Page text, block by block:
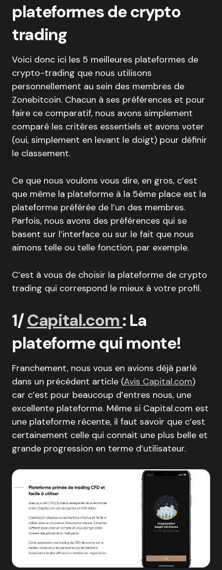
plateformes de crypto
trading
Voici donc ici les 5 meilleures plateformes de
crypto-trading que nous utilisons
personnellement au sein des membres de
Zonebitcoin. Chacun à ses préférences et pour
faire ce comparatif, nous avons simplement
comparé les critères essentiels et avons voter
(oui, simplement en levant le doigt) pour définir
le classement.
Ce que nous voulons vous dire, en gros, c’est
que même la plateforme à la 5ème place est la
plateforme préférée de l’un des membres.
Parfois, nous avons des préférences qui se
basent sur l’interface ou sur le fait que nous
aimons telle ou telle fonction, par exemple.
C’est à vous de choisir la plateforme de crypto
trading qui correspond le mieux à votre profil.
1/Capital.com: La
plateforme qui monte!
Franchement, nous vous en avions déjà parlé
dans un précédent article (Avis Capital.com)
car c’est pour beaucoup d’entres nous, une
excellente plateforme. Même si Capital.com est
une plateforme récente, il faut savoir que c’est
certainement celle qui connait une plus belle et
grande progression en terme d’utilisateur.